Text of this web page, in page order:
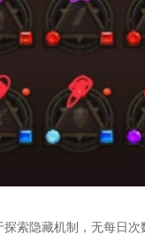
索隐藏机制，无每日